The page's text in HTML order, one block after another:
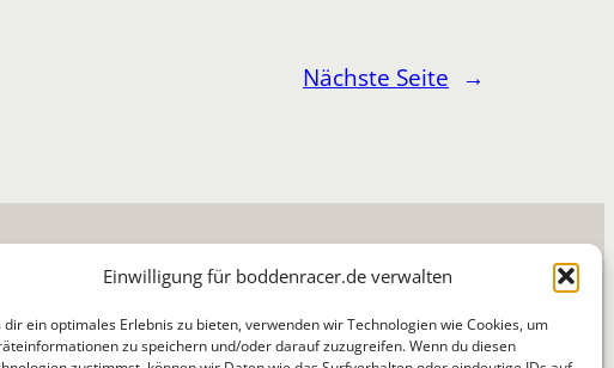
Einwilligung für boddenracer.de verwalten
dir ein optimales Erlebnis zu bieten, verwenden wir Technologien wie Cookies, um
zu speichern und/oder darauf zuzugreifen. Wenn du diesen
Nächste Seite →